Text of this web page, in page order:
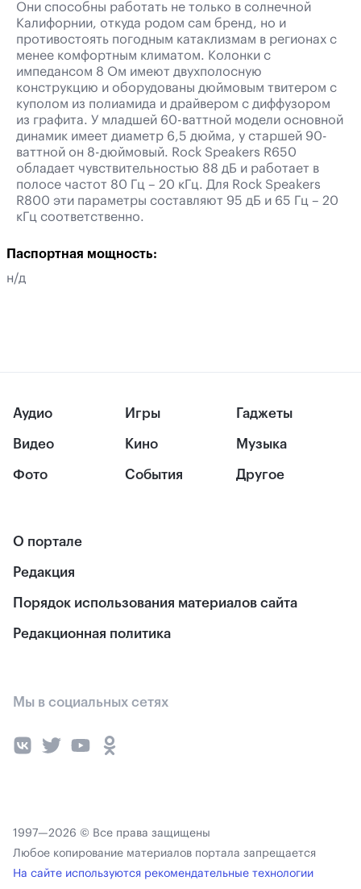
Они способны работать не только в солнечной
Калифорнии, откуда родом сам бренд, но и
противостоять погодным катаклизмам в регионах с
менее комфортным климатом. Колонки с
импедансом 8 Ом имеют двухполосную
конструкцию и оборудованы дюймовым твитером с
куполом из полиамида и драйвером с диффузором
из графита. У младшей 60-ваттной модели основной
динамик имеет диаметр 6,5 дюйма, у старшей 90-
ваттной он 8-дюймовый. Rock Speakers R650
обладает чувствительностью 88 дБ и работает в
полосе частот 80 Гц – 20 кГц. Для Rock Speakers
R800 эти параметры составляют 95 дБ и 65 Гц – 20
кГц соответственно.
Паспортная мощность:
н/д
Аудио
Видео
Фото
Игры
Кино
События
Гаджеты
Музыка
Другое
О портале
Редакция
Порядок использования материалов сайта
Редакционная политика
Мы в социальных сетях
1997—2026 © Все права защищены
Любое копирование материалов портала запрещается
На сайте используются рекомендательные технологии